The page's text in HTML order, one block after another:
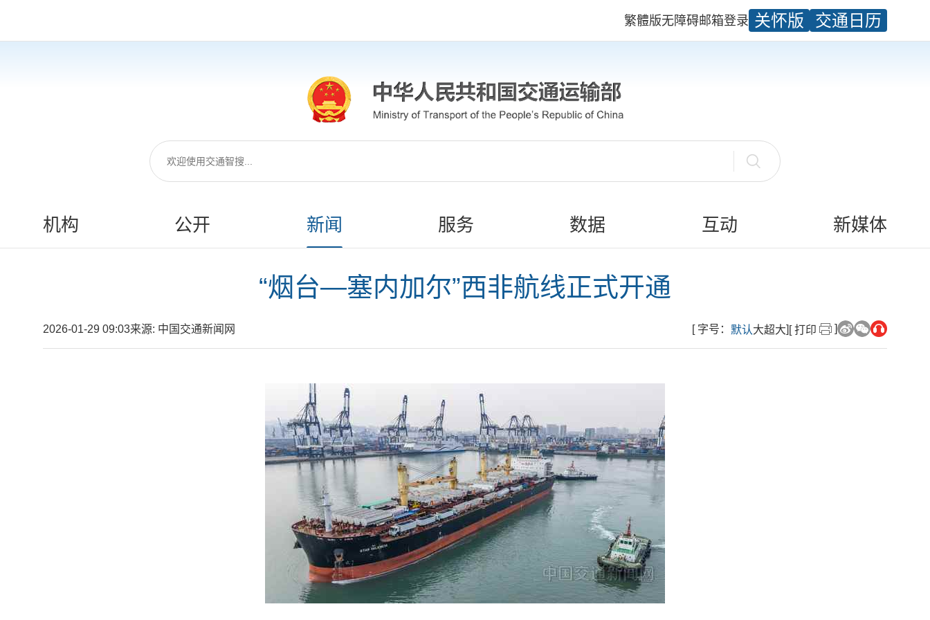
繁體版无障碍邮箱登录 关怀版 交通日历
机构 公开 新闻 服务 数据 互动 新媒体
“烟台—塞内加尔”西非航线正式开通
2026-01-29 09:03来源: 中国交通新闻网 [ 字号： 默认大超大] [ 打印 ]